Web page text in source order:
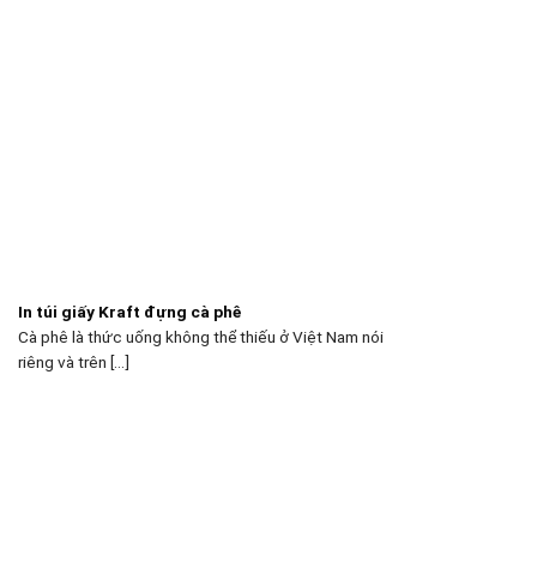
In túi giấy Kraft đựng cà phê
Cà phê là thức uống không thể thiếu ở Việt Nam nói
riêng và trên [...]